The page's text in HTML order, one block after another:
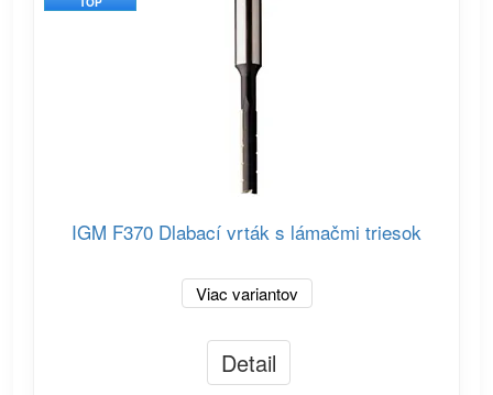
IGM F370 Dlabací vrták s lámačmi triesok
Viac variantov
Detail